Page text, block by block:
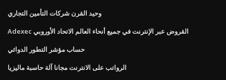
وحيد القرن شركات التأمين التجاري
Adexec القروض عبر الإنترنت في جميع أنحاء العالم الاتحاد الأوروبي
حساب مؤشر التطور الدوائي
الرواتب على الانترنت مجانا آلة حاسبة ماليزيا